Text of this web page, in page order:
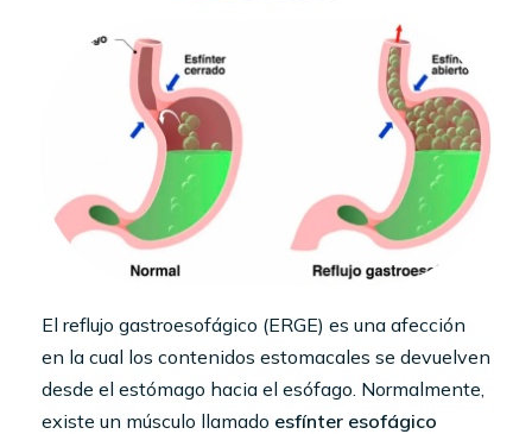
El reflujo gastroesofágico (ERGE) es una afección
en la cual los contenidos estomacales se devuelven
desde el estómago hacia el esófago. Normalmente,
existe un músculo llamado esfínter esofágico